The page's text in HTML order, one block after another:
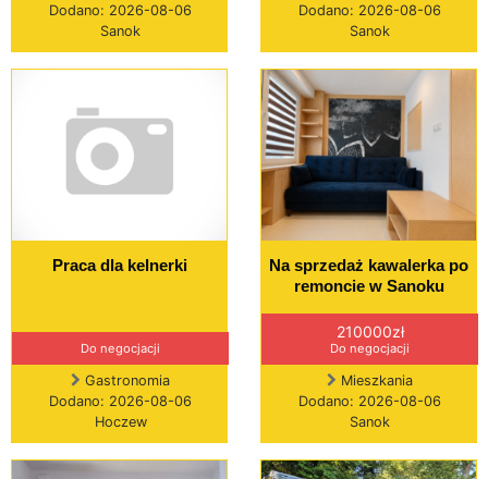
Dodano: 2026-08-06
Sanok
Dodano: 2026-08-06
Sanok
Praca dla kelnerki
Do negocjacji
Gastronomia
Dodano: 2026-08-06
Hoczew
Na sprzedaż kawalerka po
remoncie w Sanoku
210000zł
Do negocjacji
Mieszkania
Dodano: 2026-08-06
Sanok